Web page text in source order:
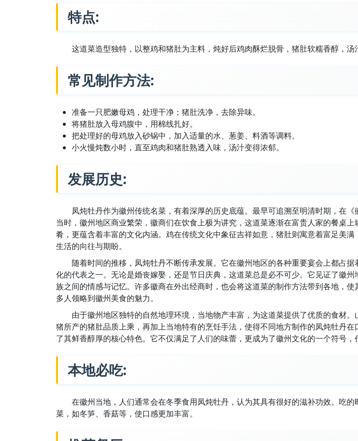
特点:
这道菜造型独特，以整鸡和猪肚为主料，炖好后鸡肉酥烂脱骨，猪肚软糯香醇，汤
常见制作方法:
准备一只肥嫩母鸡，处理干净；猪肚洗净，去除异味。
将猪肚放入母鸡腹中，用棉线扎好。
把处理好的母鸡放入砂锅中，加入适量的水、葱姜、料酒等调料。
小火慢炖数小时，直至鸡肉和猪肚熟透入味，汤汁变得浓郁。
发展历史:
凤炖牡丹作为徽州传统名菜，有着深厚的历史底蕴。最早可追溯至明清时期，在《
当时，徽州地区商业繁荣，徽商们在饮食上极为讲究，这道菜逐渐在富贵人家的餐桌
肴，更蕴含着丰富的文化内涵。鸡在传统文化中象征吉祥如意，猪肚则寓意着富足美
生活的向往与期盼。
随着时间的推移，凤炖牡丹不断传承发展。它在徽州地区的各种重要宴会上都占
化的代表之一。无论是婚丧嫁娶，还是节日庆典，这道菜总是必不可少。它见证了徽
族之间的情感与记忆。许多徽商在外出经商时，也会将这道菜的制作方法带到各地，
多人领略到徽州美食的魅力。
由于徽州地区独特的自然地理环境，当地物产丰富，为这道菜提供了优质的食材
猪所产的猪肚品质上乘，再加上当地特有的烹饪手法，使得不同地方制作的凤炖牡丹
了其鲜香醇厚的核心特色。它不仅满足了人们的味蕾，更成为了徽州文化的一个符号，
本地必吃:
在徽州当地，人们通常会在冬季食用凤炖牡丹，认为其具有很好的滋补功效。吃
菜，如冬笋、香菇等，使口感更加丰富。